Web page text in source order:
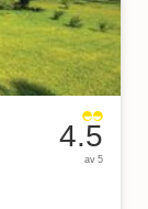
4.5
av 5